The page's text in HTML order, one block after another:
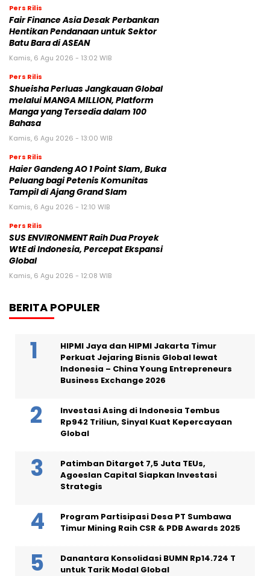
Pers Rilis
Fair Finance Asia Desak Perbankan
Hentikan Pendanaan untuk Sektor
Batu Bara di ASEAN
Kamis, 6 Agu 2026 - 13:02 WIB
Pers Rilis
Shueisha Perluas Jangkauan Global
melalui MANGA MILLION, Platform
Manga yang Tersedia dalam 100
Bahasa
Kamis, 6 Agu 2026 - 13:00 WIB
Pers Rilis
Haier Gandeng AO 1 Point Slam, Buka
Peluang bagi Petenis Komunitas
Tampil di Ajang Grand Slam
Kamis, 6 Agu 2026 - 12:10 WIB
Pers Rilis
SUS ENVIRONMENT Raih Dua Proyek
WtE di Indonesia, Percepat Ekspansi
Global
Kamis, 6 Agu 2026 - 12:08 WIB
BERITA POPULER
HIPMI Jaya dan HIPMI Jakarta Timur
Perkuat Jejaring Bisnis Global lewat
Indonesia – China Young Entrepreneurs
Business Exchange 2026
Investasi Asing di Indonesia Tembus
Rp942 Triliun, Sinyal Kuat Kepercayaan
Global
Patimban Ditarget 7,5 Juta TEUs,
Agoeslan Capital Siapkan Investasi
Strategis
Program Partisipasi Desa PT Sumbawa
Timur Mining Raih CSR & PDB Awards 2025
Danantara Konsolidasi BUMN Rp14.724 T
untuk Tarik Modal Global